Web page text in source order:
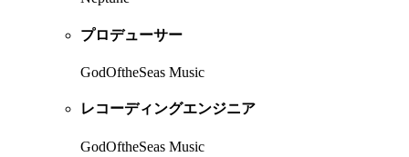
プロデューサー
GodOftheSeas Music
レコーディングエンジニア
GodOftheSeas Music